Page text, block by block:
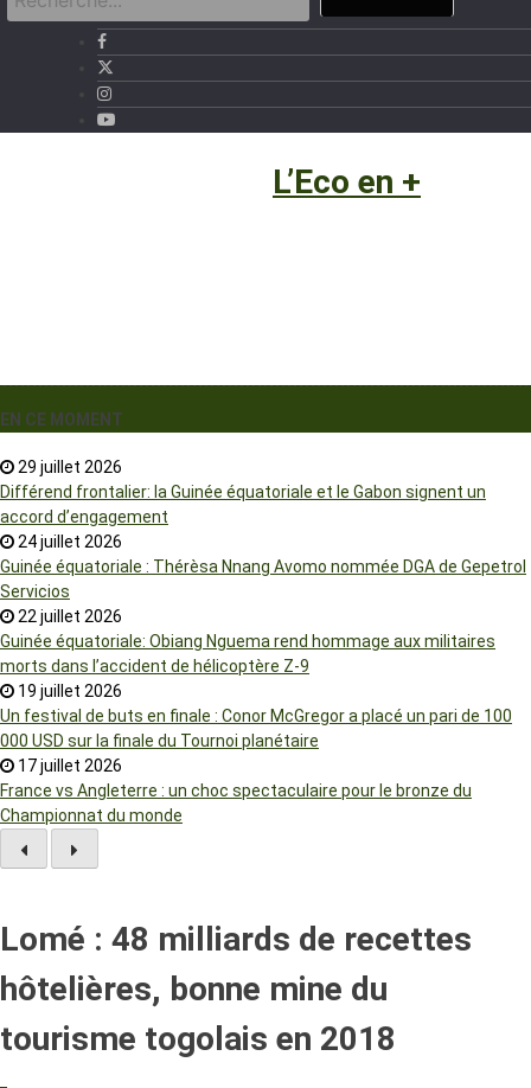
L’Eco en +
EN CE MOMENT
29 juillet 2026
Différend frontalier: la Guinée équatoriale et le Gabon signent un
accord d’engagement
24 juillet 2026
Guinée équatoriale : Thérèsa Nnang Avomo nommée DGA de Gepetrol
Servicios
22 juillet 2026
Guinée équatoriale: Obiang Nguema rend hommage aux militaires
morts dans l’accident de hélicoptère Z-9
19 juillet 2026
Un festival de buts en finale : Conor McGregor a placé un pari de 100
000 USD sur la finale du Tournoi planétaire
17 juillet 2026
France vs Angleterre : un choc spectaculaire pour le bronze du
Championnat du monde
Lomé : 48 milliards de recettes
hôtelières, bonne mine du
tourisme togolais en 2018